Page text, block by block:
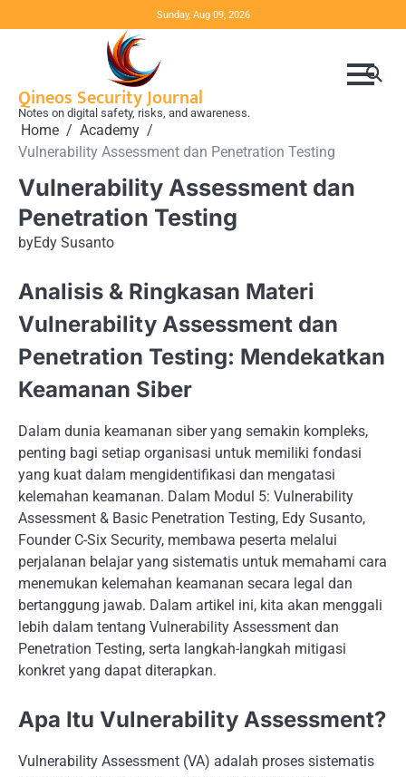
to
Sunday, Aug 09, 2026
Qineos Security Journal
Notes on digital safety, risks, and awareness.
Home
Academy
Vulnerability Assessment dan Penetration Testing
Vulnerability Assessment dan
Penetration Testing
byEdy Susanto
Analisis & Ringkasan Materi
Vulnerability Assessment dan
Penetration Testing: Mendekatkan
Keamanan Siber
Dalam dunia keamanan siber yang semakin kompleks,
penting bagi setiap organisasi untuk memiliki fondasi
yang kuat dalam mengidentifikasi dan mengatasi
kelemahan keamanan. Dalam Modul 5: Vulnerability
Assessment & Basic Penetration Testing, Edy Susanto,
Founder C-Six Security, membawa peserta melalui
perjalanan belajar yang sistematis untuk memahami cara
menemukan kelemahan keamanan secara legal dan
bertanggung jawab. Dalam artikel ini, kita akan menggali
lebih dalam tentang Vulnerability Assessment dan
Penetration Testing, serta langkah-langkah mitigasi
konkret yang dapat diterapkan.
Apa Itu Vulnerability Assessment?
Vulnerability Assessment (VA) adalah proses sistematis